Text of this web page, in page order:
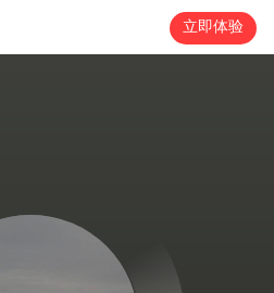
立即体验